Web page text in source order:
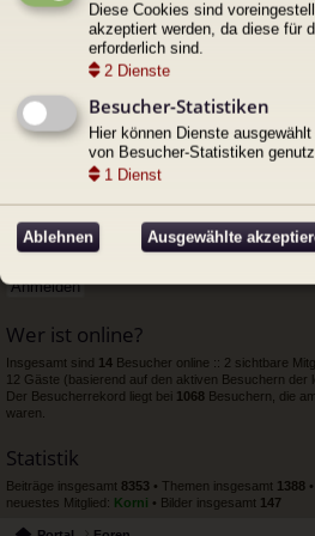
Themen:5
Anschlagtafel
Alles was die Welt über Pendragon
Themen:122
Anmelden•Registrieren
Passwort:
Ich habe mein Passwort vergessen
Wer ist online?
Insgesamt sind 14 Besucher online :: 2 sichtbare
12 Gäste (basierend auf den aktiven Besuchern der
Der Besucherrekord liegt bei 1068 Besuchern, die
waren.
Statistik
Beiträge insgesamt 8353 • Themen insgesamt 1388
neuestes Mitglied: Korni • Bilder insgesamt 147
Diese Cookies sind
akzeptiert werden, da diese für
erforderlich sind.
2 Dienste
Besucher-Statistiken
Hier können Dienste
von Besucher-Statistiken
1 Dienst
Ablehnen Ausgewählte